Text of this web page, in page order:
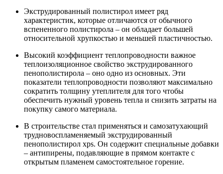
Экструдированный полистирол имеет ряд
характеристик, которые отличаются от обычного
вспененного полистирола – он обладает большей
относительной хрупкостью и меньшей пластичностью.
Высокий коэффициент теплопроводности важное
теплоизоляционное свойство экструдированного
пенополистирола – оно одно из основных. Эти
показатели теплопроводности позволяют максимально
сократить толщину утеплителя для того чтобы
обеспечить нужный уровень тепла и снизить затраты на
покупку самого материала.
В строительстве стал применяться и самозатухающий
трудновоспламеняемый экструдированный
пенополистирол xps. Он содержит специальные добавки
– антипирены, подавляющие в прямом контакте с
открытым пламенем самостоятельное горение.